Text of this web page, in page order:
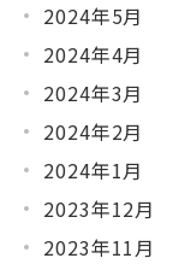
2024年5月
2024年4月
2024年3月
2024年2月
2024年1月
2023年12月
2023年11月